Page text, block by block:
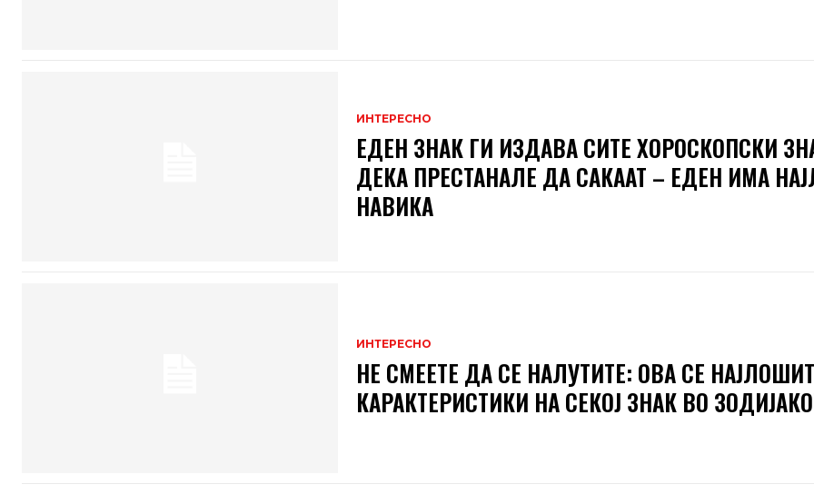
ИНТЕРЕСНО
ЕДЕН ЗНАК ГИ ИЗДАВА СИТЕ ХОРОСКОПСКИ
ДЕКА ПРЕСТАНАЛЕ ДА САКААТ – ЕДЕН ИМА
НАВИКА
ИНТЕРЕСНО
НЕ СМЕЕТЕ ДА СЕ НАЛУТИТЕ: ОВА СЕ
КАРАКТЕРИСТИКИ НА СЕКОЈ ЗНАК ВО